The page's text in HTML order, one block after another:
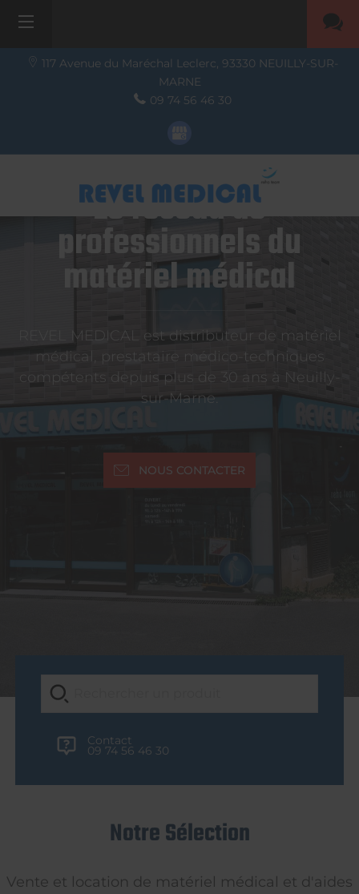
117 Avenue du Maréchal Leclerc, 93330 NEUILLY-SUR-
MARNE
09 74 56 46 30
Le réseau de
professionnels du
matériel médical
REVEL MEDICAL est distributeur de matériel
médical, prestataire médico-techniques
compétents depuis plus de 30 ans à Neuilly-
sur-Marne.
NOUS CONTACTER
Contact
09 74 56 46 30
Notre Sélection
Vente et location de matériel médical et d'aides